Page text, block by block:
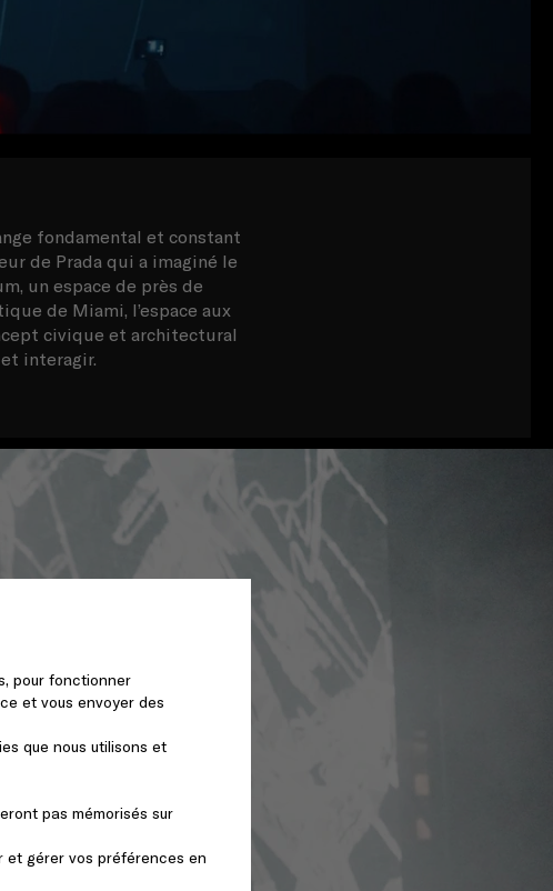
pour fonctionner
et vous envoyer des
que nous utilisons et
pas mémorisés sur
et gérer vos préférences en
fondamental et constant
de Prada qui a imaginé le
un espace de près de
de Miami, l’espace aux
civique et architectural
interagir.